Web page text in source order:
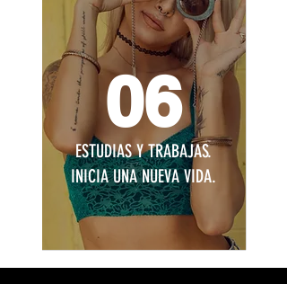
06
ESTUDIAS Y TRABAJAS.
INICIA UNA NUEVA VIDA.